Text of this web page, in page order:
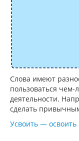
Слова имеют
пользоваться чем-
деятельности.
сделать
Усвоить — освоить